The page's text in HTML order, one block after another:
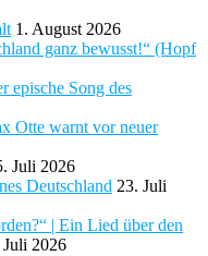
1. August 2026
ganz bewusst!“ (Hopf
epische Song des
Otte warnt vor neuer
Juli 2026
Deutschland 23. Juli
| Ein Lied über den
Juli 2026